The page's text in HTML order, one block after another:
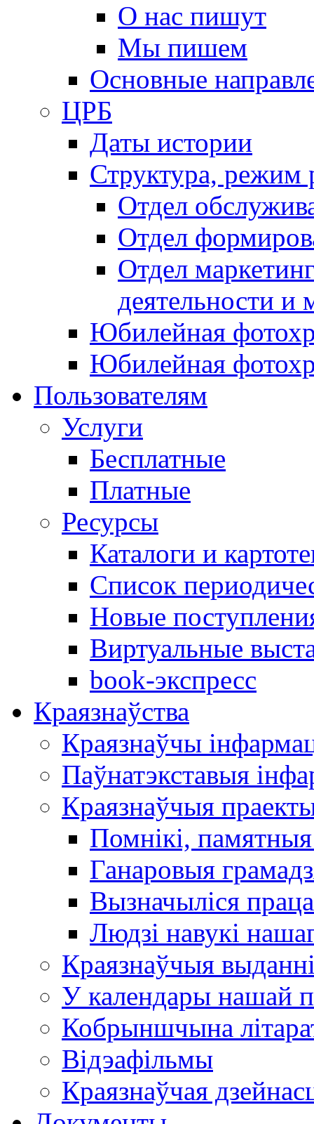
О нас пишут
Мы пишем
Основные
ЦРБ
Даты истории
Структура, режим
Отдел
Отдел
Отдел
деятельности и
Юбилейная
Юбилейная
Пользователям
Услуги
Бесплатные
Платные
Ресурсы
Каталоги и
Список
Новые
Виртуальные
book-экспресс
Краязнаўства
Краязнаўчы
Паўнатэкставыя
Краязнаўчыя
Помнікі,
Ганаровыя
Вызначыліся
Людзі навукі
Краязнаўчыя
У календары нашай
Кобрыншчына
Відэафільмы
Краязнаўчая